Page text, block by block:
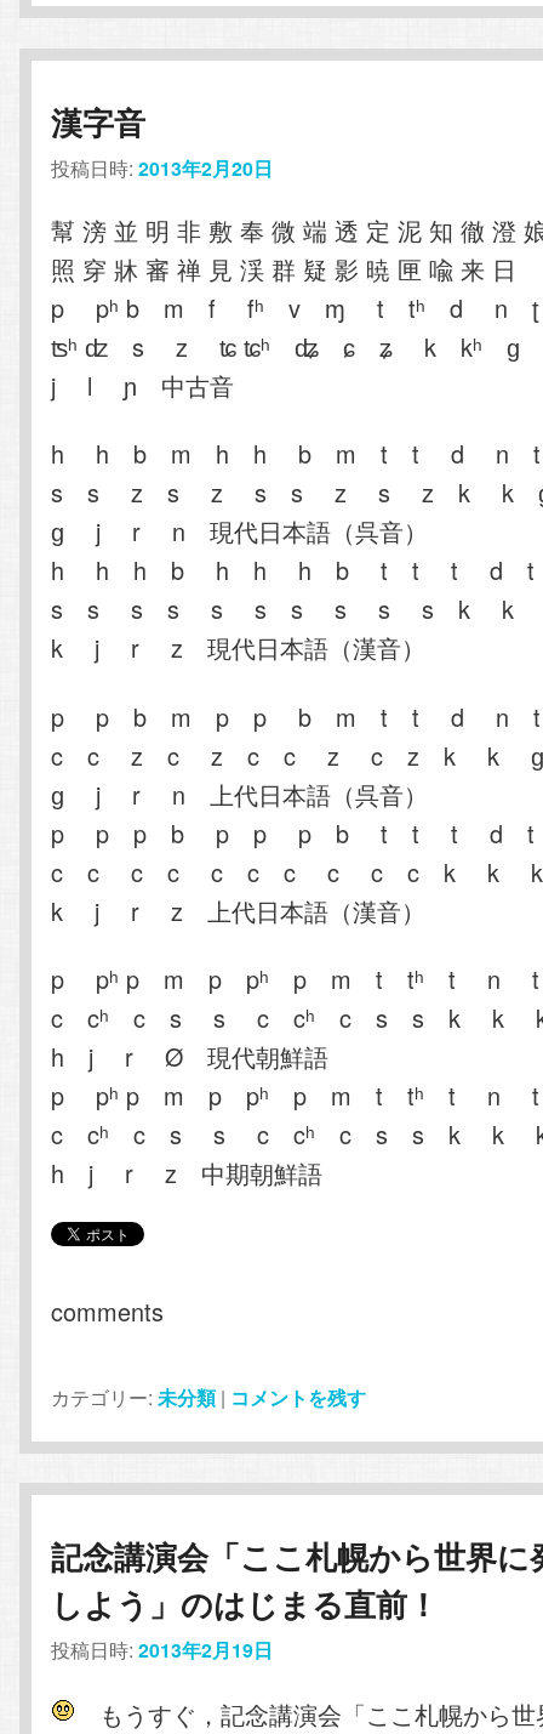
漢字音
投稿日時:2013年2月20日
幫 滂 並 明 非 敷 奉 微 端 透 定 泥 知 徹 澄
照 穿 牀 審 禅 見 渓 群 疑 影 暁 匣 喩 来 日
p pʰ b m f fʰ v ɱ t tʰ d n
ʦʰ ʣ s z ʨ ʨʰ ʥ ɕ ʑ k kʰ
j l ɲ 中古音
h h b m h h b m t t d
s s z s z s s z s z k k
ɡ j r n 現代日本語（呉音）
h h h b h h h b t t t
s s s s s s s s s s k
k j r z 現代日本語（漢音）
p p b m p p b m t t d
c c z c z c c z c z k k
ɡ j r n 上代日本語（呉音）
p p p b p p p b t t t
c c c c c c c c c c k k
k j r z 上代日本語（漢音）
p pʰ p m p pʰ p m t tʰ t
c cʰ c s s c cʰ c s s k
h j r Ø 現代朝鮮語
p pʰ p m p pʰ p m t tʰ t
c cʰ c s s c cʰ c s s k
h j r z 中期朝鮮語
comments
カテゴリー: 未分類 | コメントを残す
記念講演会「ここ札幌から世界に
しよう」のはじまる直前！
投稿日時:2013年2月19日
もうすぐ，記念講演会「ここ札幌から